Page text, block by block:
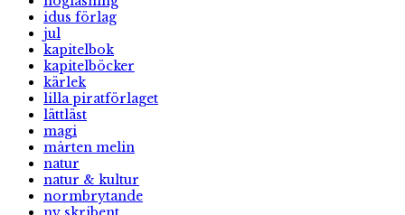
idus förlag
jul
kapitelbok
kapitelböcker
kärlek
lilla piratförlaget
lättläst
magi
mårten melin
natur
natur & kultur
normbrytande